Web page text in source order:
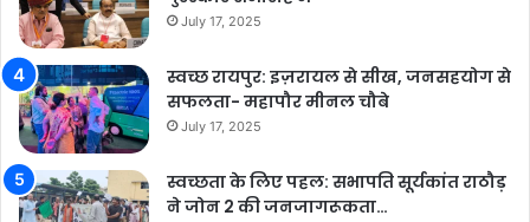
July 17, 2025
स्वच्छ रायपुर: इज़रायल से सीख, जनसहयोग से
सफलता- महापौर मीनल चौबे
July 17, 2025
स्वच्छता के लिए पहल: सभापति सूर्यकांत राठौड़
ने जोन 2 की जनजागरूकता…